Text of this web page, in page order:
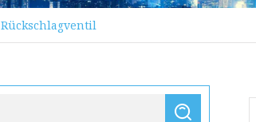
Rückschlagventil